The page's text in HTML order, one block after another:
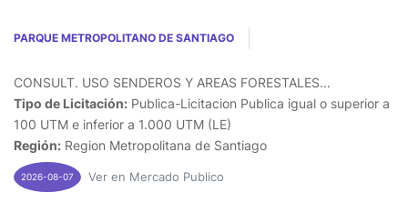
PARQUE METROPOLITANO DE SANTIAGO
CONSULT. USO SENDEROS Y AREAS FORESTALES...
Tipo de Licitación: Publica-Licitacion Publica igual o superior a
100 UTM e inferior a 1.000 UTM (LE)
Región: Region Metropolitana de Santiago
2026-08-07 Ver en Mercado Publico